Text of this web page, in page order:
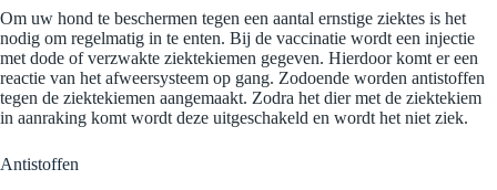
Om uw hond te beschermen tegen een aantal ernstige ziektes is het
nodig om regelmatig in te enten. Bij de vaccinatie wordt een injectie
met dode of verzwakte ziektekiemen gegeven. Hierdoor komt er een
reactie van het afweersysteem op gang. Zodoende worden antistoffen
tegen de ziektekiemen aangemaakt. Zodra het dier met de ziektekiem
in aanraking komt wordt deze uitgeschakeld en wordt het niet ziek.
Antistoffen